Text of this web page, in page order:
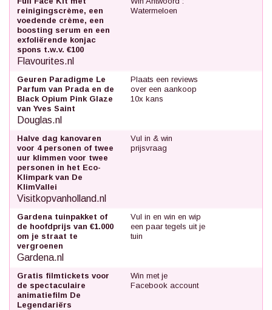
reinigingscrème, een
voedende crème, een
boosting serum en een
exfoliërende konjac
spons t.w.v. €100
Flavourites.nl
Watermeloen
Geuren Paradigme Le
Parfum van Prada en de
Black Opium Pink Glaze
van Yves Saint
Douglas.nl
Plaats een reviews
over een aankoop
10x kans
Halve dag kanovaren
voor 4 personen of twee
uur klimmen voor twee
personen in het Eco-
Klimpark van De
KlimVallei
Visitkopvanholland.nl
Vul in & win
prijsvraag
Gardena tuinpakket of
de hoofdprijs van €1.000
om je straat te
vergroenen
Gardena.nl
Vul in en win en wip
een paar tegels uit je
tuin
Gratis filmtickets voor
de spectaculaire
animatiefilm De
Legendariërs
Win met je
Facebook account